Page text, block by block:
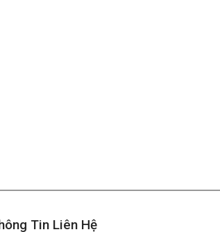
Tin Liên Hệ